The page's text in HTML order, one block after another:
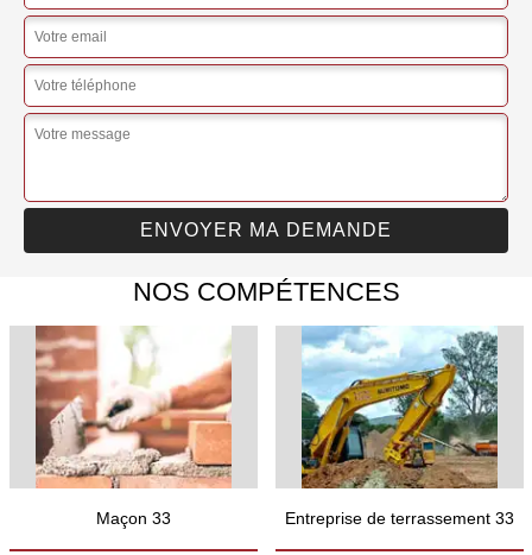
NOS COMPÉTENCES
Maçon 33 Entreprise de terrassement 33